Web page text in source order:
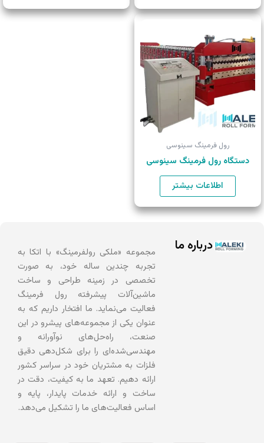
رول فرمینگ سینوسی
دستگاه رول فرمینگ سینوسی
اطلاعات بیشتر
درباره ما
مجموعه «ملکی رولفرمینگ» با اتکا به
تجربه چندین ساله خود، به صورت
تخصصی در زمینه طراحی و ساخت
ماشین‌آلات پیشرفته رول فرمینگ
فعالیت می‌نماید. ما افتخار داریم که به
عنوان یکی از مجموعه‌های پیشرو در این
صنعت، راه‌حل‌های نوآورانه و
مهندسی‌شده‌ای را برای شکل‌دهی دقیق
فلزات به مشتریان خود در سراسر کشور
ارائه دهیم. تعهد ما به کیفیت، دقت در
ساخت و ارائه خدمات پایدار، پایه‌ و
اساس فعالیت‌های ما را تشکیل می‌دهد.